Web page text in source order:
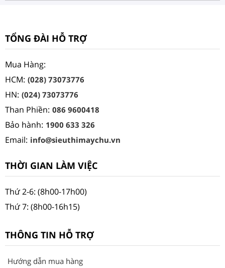
TỔNG ĐÀI HỖ TRỢ
Mua Hàng:
HCM: (028) 73073776
HN: (024) 73073776
Than Phiền: 086 9600418
Bảo hành: 1900 633 326
Email: info@sieuthimaychu.vn
THỜI GIAN LÀM VIỆC
Thứ 2-6: (8h00-17h00)
Thứ 7: (8h00-16h15)
THÔNG TIN HỖ TRỢ
Hướng dẫn mua hàng